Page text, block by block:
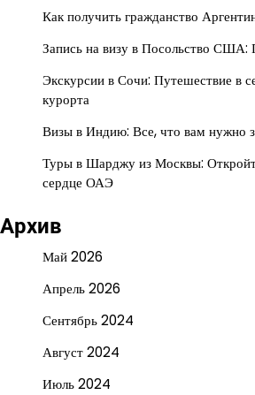
Как получить гражданство
Запись на визу в Посольство США:
Экскурсии в Сочи: Путешествие в
курорта
Визы в Индию: Все, что вам нужно
Туры в Шарджу из Москвы:
сердце ОАЭ
Архив
Май 2026
Апрель 2026
Сентябрь 2024
Август 2024
Июль 2024